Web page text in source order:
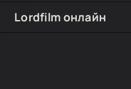
Lordfilm онлайн